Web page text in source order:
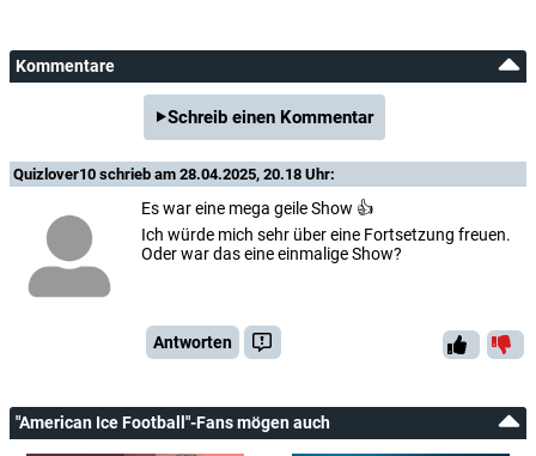
Kommentare
Schreib einen Kommentar
Quizlover10 schrieb am 28.04.2025, 20.18 Uhr:
Es war eine mega geile Show 👍
Ich würde mich sehr über eine Fortsetzung freuen.
Oder war das eine einmalige Show?
Antworten
"American Ice Football"-Fans mögen auch